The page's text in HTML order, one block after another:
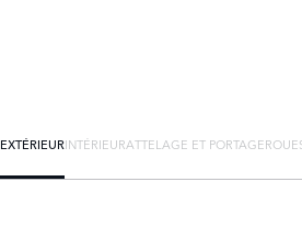
EXTÉRIEURINTÉRIEURATTELAGE ET PORTAGE